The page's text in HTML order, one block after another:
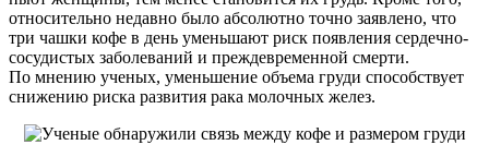
относительно недавно было абсолютно точно заявлено, что
три чашки кофе в день уменьшают риск появления сердечно-
сосудистых заболеваний и преждевременной смерти.
По мнению ученых, уменьшение объема груди способствует
снижению риска развития рака молочных желез.